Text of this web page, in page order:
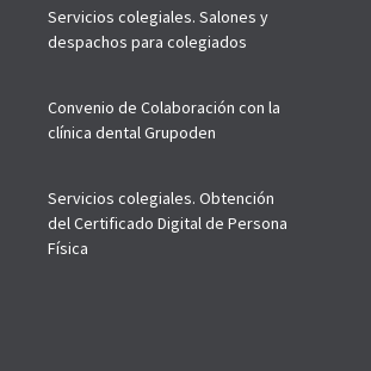
Servicios colegiales. Salones y
despachos para colegiados
Convenio de Colaboración con la
clínica dental Grupoden
Servicios colegiales. Obtención
del Certificado Digital de Persona
Física